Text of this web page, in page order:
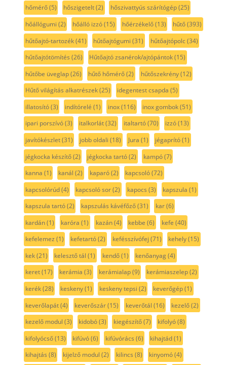
hőmérő(5) hőszigetelt(2) hőszivattyús szárítógép(25)
hőállógumi (2) hőálló izzó(15) hőérzékelő(13) hűtő(393)
hűtőajtó-tartozék(41) hűtőajtógumi (31) hűtőajtópolc(34)
hűtőajtótömítés (26) Hűtőajtó zsanérok/ajtópántok(15)
hűtőbe üveglap(26) hűtő hőmérő(2) hűtőszekrény(12)
Hűtő világítás alkatrészek(25) idegentest csapda (5)
illatosító(3) indítórelé (1) inox(116) inox gombok(51)
ipari porszívó(3) italkorlát(32) italtartó(70) izzó(13)
javítókészlet(31) jobb oldali (18) Jura (1) jégaprító(1)
jégkocka készítő(2) jégkocka tartó(2) kampó(7)
kanna (1) kanál (2) kaparó(2) kapcsoló(72)
kapcsolórúd(4) kapcsoló sor(2) kapocs (3) kapszula (1)
kapszula tartó(2) kapszulás kávéfőző(31) kar(6)
kardán(1) karóra (1) kazán(4) kebbe (6) kefe (40)
kefelemez (1) kefetartó(2) kefésszívófej (71) kehely(15)
kek(21) kelesztő tál (1) kendő(1) kenőanyag(4)
keret(17) kerámia (3) kerámialap(9) kerámiaszelep(2)
kerék(28) keskeny(1) keskeny tepsi (2) keverőgép(1)
keverőlapát(4) keverőszár(15) keverőtál (16) kezelő(2)
kezelő modul (3) kidobó(3) kiegészítő(7) kifolyó(8)
kifolyócső(13) kifúvó(6) kifúvórács (6) kihajtád(1)
kihajtás (8) kijelző modul (2) kilincs (8) kinyomó(4)